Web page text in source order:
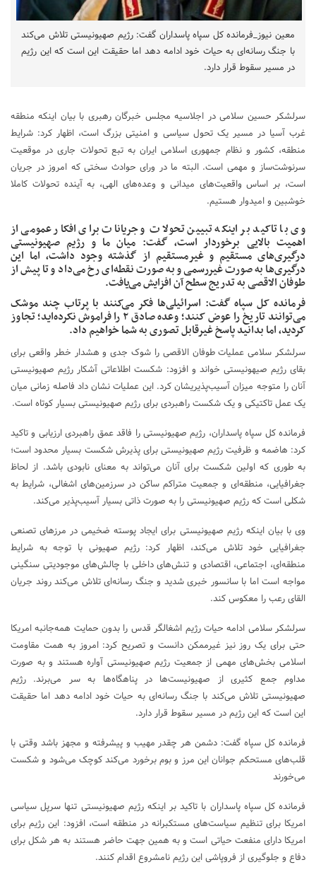
معین نیوز_فرمانده کل سپاه پاسداران گفت: رژیم صهیونیستی تلاش می‌کند
با جنگ رسانه‌ای به حیات خود ادامه دهد اما حقیقت این است که این رژیم
در مسیر سقوط قرار دارد.
سرلشکر حسین سلامی در اجلاسیه مجلس خبرگان رهبری با بیان اینکه منطقه
غرب آسیا در مسیر یک تحول سیاسی و امنیتی بزرگ است، اظهار کرد: شرایط
منطقه، کشور و نظام جمهوری اسلامی ایران به تبع تحولات جاری در موقعیت
سرنوشت‌ساز و مهمی است. البته ما در ورای حوادث سختی که امروز در جریان
است، بر اساس واقعیت‌های میدانی و وعده‌های الهی، به آینده تحولات کاملا
خوشبین و امیدوار هستیم.
وی با تاکید بر اینکه تبیین تحولات و جریانات برای افکار عمومی از
اهمیت بالایی برخوردار است، گفت: میان ما و رژیم صهیونیستی
درگیری‌های مستقیم و غیرمستقیم از گذشته وجود داشت، اما این
درگیری‌ها به صورت غیررسمی و به صورت نقطه‌ای رخ می‌داد و تا پیش از
طوفان الاقصی به تدریج سطح آن افزایش می‌یافت.
فرمانده کل سپاه گفت: اسرائیلی‌‌ها فکر می‌کنند با پرتاب چند موشک
می‌توانند تاریخ را عوض کنند؛ ‌وعده صادق ۲ را فراموش نکرد‌ه‌اید؛ تجاوز
کردید، اما بدانید پاسخ غیرقابل تصوری به شما خواهیم داد.
سرلشکر سلامی عملیات طوفان الاقصی را شوک جدی و هشدار خطر واقعی برای
بقای رژیم صیهونیستی خواند و افزود: شکست اطلاعاتی آشکار رژیم صهیونیستی
آنان را متوجه میزان آسیب‌پذیریشان کرد. این عملیات نشان داد فاصله زمانی میان
یک عمل تاکتیکی و یک شکست راهبردی برای رژیم صهیونیستی بسیار کوتاه است.
فرمانده کل سپاه پاسداران، رژیم صهیونیستی را فاقد عمق راهبردی ارزیابی و تاکید
کرد: هاضمه و ظرفیت رژیم صهیونیستی برای پذیرش شکست بسیار محدود است؛
به طوری که اولین شکست برای آنان می‌تواند به معنای نابودی باشد. از لحاظ
جغرافیایی، منطقه‌ای و جمعیت متراکم ساکن در سرزمین‌های اشغالی، شرایط به
شکلی است که رژیم صهیونیستی را به صورت ذاتی بسیار آسیب‌پذیر می‌کند.
وی با بیان اینکه رژیم صهیونیستی برای ایجاد پوسته ضخیمی در مرزهای تصنعی
جغرافیایی خود تلاش می‌کند، اظهار کرد: رژیم صهیونی با توجه به شرایط
منطقه‌ای، اجتماعی، اقتصادی و تنش‌های داخلی با چالش‌های موجودیتی سنگینی
مواجه است اما با سانسور خبری شدید و جنگ رسانه‌ای تلاش می‌کند روند جریان
القای رعب را معکوس کند.
سرلشکر سلامی ادامه حیات رژیم اشغالگر قدس را بدون حمایت همه‌جانبه امریکا
حتی برای یک روز نیز غیرممکن دانست و تصریح کرد: امروز به همت مقاومت
اسلامی بخش‌های مهمی از جمعیت رژیم صهیونیستی آواره هستند و به صورت
مداوم جمع کثیری از صهیونیست‌ها در پناهگاه‌ها به سر می‌برند. رژیم
صهیونیستی تلاش می‌کند با جنگ رسانه‌ای به حیات خود ادامه دهد اما حقیقت
این است که این رژیم در مسیر سقوط قرار دارد.
فرمانده کل سپاه گفت: دشمن هر چقدر مهیب و پیشرفته و مجهز باشد وقتی با
قلب‌های مستحکم جوانان این مرز و بوم برخورد می‌کند کوچک می‌شود و شکست
می‌خورند
فرمانده کل سپاه پاسداران با تاکید بر اینکه رژیم صهیونیستی تنها سرپل سیاسی
امریکا برای تنظیم سیاست‌های مستکبرانه در منطقه است، افزود: این رژیم برای
امریکا دارای منفعت حیاتی است و به همین جهت حاضر هستند به هر شکل برای
دفاع و جلوگیری از فروپاشی این رژیم نامشروع اقدام کنند.